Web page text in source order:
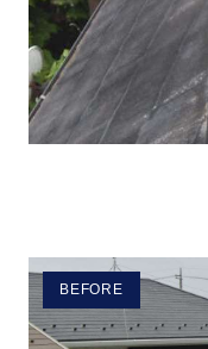
BEFORE